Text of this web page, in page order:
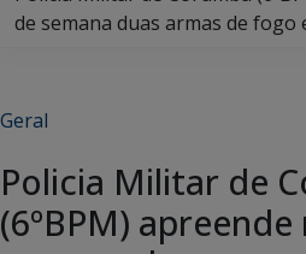
de semana duas armas de fogo
Geral
Policia Militar de
(6ºBPM)